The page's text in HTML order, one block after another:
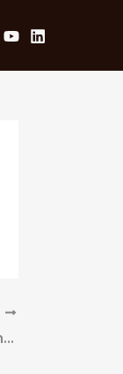
Maridajes con cocina mexicana contemporánea